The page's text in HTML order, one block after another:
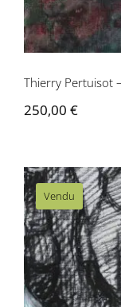
Contactez-nous
Thierry Pertuisot
250,00 €
Vendu